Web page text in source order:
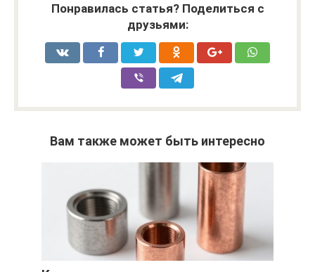
Понравилась статья? Поделиться с
друзьями:
Вам также может быть интересно